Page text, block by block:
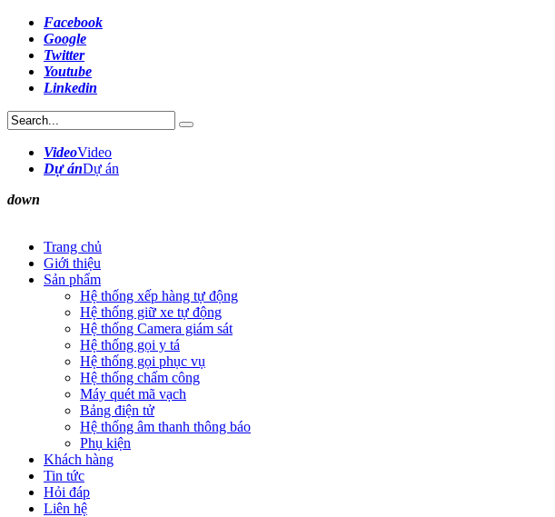
Facebook
Google
Twitter
Youtube
Linkedin
VideoVideo
Dự ánDự án
down
Trang chủ
Giới thiệu
Sản phẩm
Hệ thống xếp hàng tự động
Hệ thống giữ xe tự động
Hệ thống Camera giám sát
Hệ thống gọi y tá
Hệ thống gọi phục vụ
Hệ thống chấm công
Máy quét mã vạch
Bảng điện tử
Hệ thống âm thanh thông báo
Phụ kiện
Khách hàng
Tin tức
Hỏi đáp
Liên hệ